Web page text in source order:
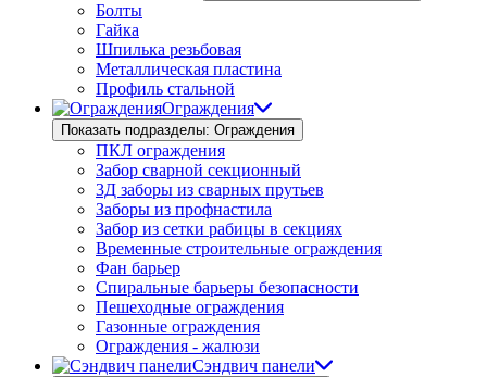
Болты
Гайка
Шпилька резьбовая
Металлическая пластина
Профиль стальной
Ограждения
Показать подразделы: Ограждения
ПКЛ ограждения
Забор сварной секционный
3Д заборы из сварных прутьев
Заборы из профнастила
Забор из сетки рабицы в секциях
Временные строительные ограждения
Фан барьер
Спиральные барьеры безопасности
Пешеходные ограждения
Газонные ограждения
Ограждения - жалюзи
Сэндвич панели